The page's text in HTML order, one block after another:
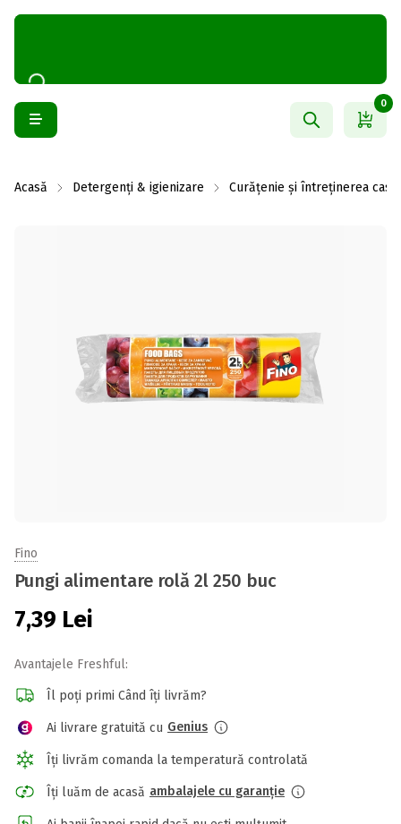
0
Acasă Detergenți & igienizare Curățenie și întreținerea casei
Fino
Pungi alimentare rolă 2l 250 buc
7,39 Lei
Avantajele Freshful:
Îl poți primi Când îți livrăm?
Ai livrare gratuită cu Genius
Îți livrăm comanda la temperatură controlată
Îți luăm de acasă ambalajele cu garanție